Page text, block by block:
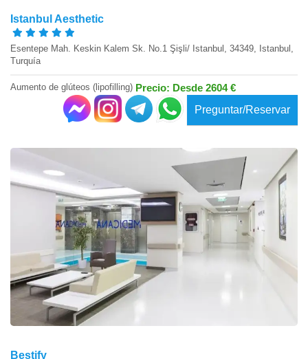
Istanbul Aesthetic
Esentepe Mah. Keskin Kalem Sk. No.1 Şişli/ Istanbul, 34349, Istanbul,
Turquía
Aumento de glúteos (lipofilling) Precio: Desde 2604 €
Preguntar/Reservar
Bestify